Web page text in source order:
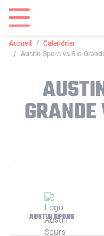
Accueil
Calendrier
Austin Spurs vs Rio
AUSTIN SPURS
Panneau de gestion des